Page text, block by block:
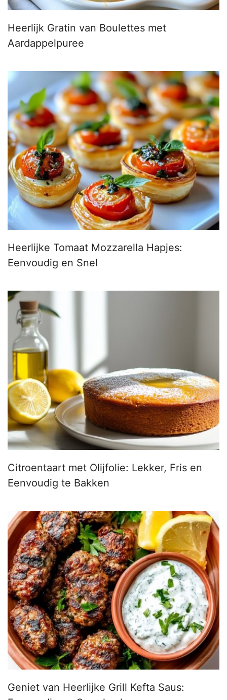
Heerlijk Gratin van Boulettes met
Aardappelpuree
Heerlijke Tomaat Mozzarella Hapjes:
Eenvoudig en Snel
Citroentaart met Olijfolie: Lekker, Fris en
Eenvoudig te Bakken
Geniet van Heerlijke Grill Kefta Saus: